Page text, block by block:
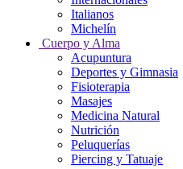
Italianos
Michelín
Cuerpo y Alma
Acupuntura
Deportes y Gimnasia
Fisioterapia
Masajes
Medicina Natural
Nutrición
Peluquerías
Piercing y Tatuaje